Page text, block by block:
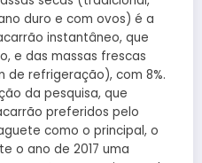
duro e com ovos) é a
instantâneo, que
e das massas frescas
de refrigeração), com 8%.
da pesquisa, que
preferidos pelo
como o principal, o
o ano de 2017 uma